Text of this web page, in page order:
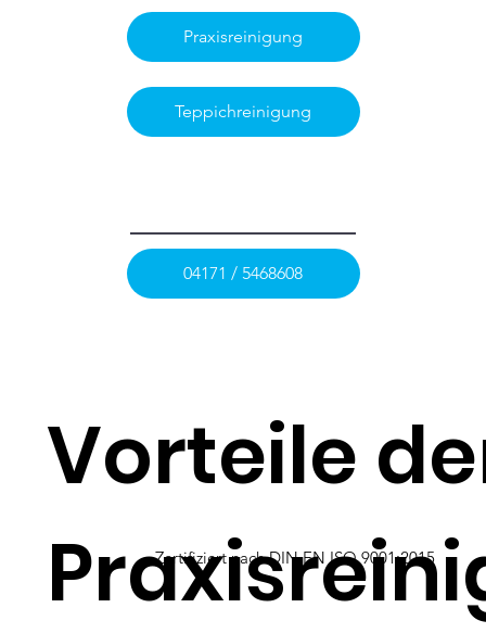
04171 / 5468608
Praxisreinigung
Teppichreinigung
Vorteile
Zertifiziert nach DIN EN ISO 9001:2015